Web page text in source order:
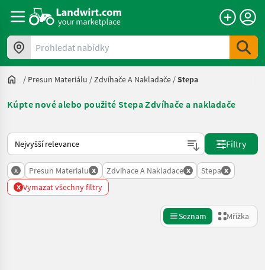
Prohledat nabídky
/ Presun Materiálu /Zdvíhače A Nakladače /Stepa
Kúpte nové alebo použité Stepa Zdvíhače a nakladače
Takto se řadí nabídky na Landwirt.com
Filtry
x Presun Materialu x Zdvihace A Nakladace x Stepa x
x Vymazat všechny filtry
Seznam Mřížka